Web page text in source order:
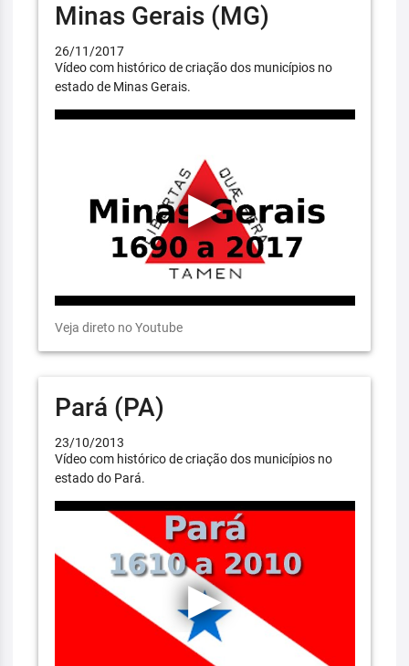
Minas Gerais (MG)
26/11/2017
Vídeo com histórico de criação dos municípios no
estado de Minas Gerais.
Veja direto no Youtube
Pará (PA)
23/10/2013
Vídeo com histórico de criação dos municípios no
estado do Pará.